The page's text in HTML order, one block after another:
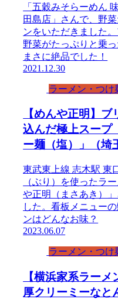
「五穀みそらーめん
田島店」さんで、野
ンをいただきました
野菜がたっぷりと乗っ
まさに絶品でした！
2021.12.30
ラーメン・つけ
【めんや正明】
込んだ極上スープ
ー麺（塩）」（埼
東武東上線 志木駅 東
（ぶり）を使ったラ
や正明（まさあき）
した。看板メニュー
ンはどんなお味？
2023.06.07
ラーメン・つけ
【横浜家系ラー
厚クリーミーなと